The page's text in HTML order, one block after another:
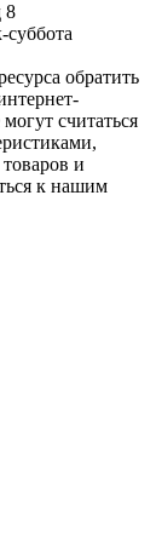
8
обратить
считаться
и
к нашим